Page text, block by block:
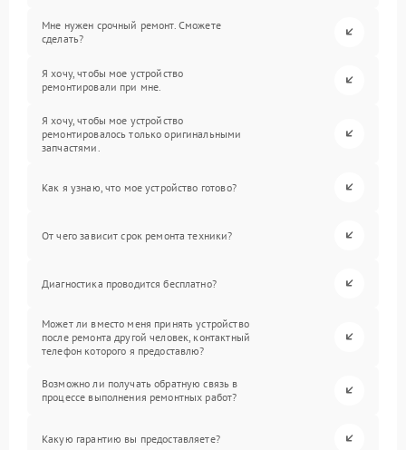
Мне нужен срочный ремонт. Сможете
сделать?
Я хочу, чтобы мое устройство
ремонтировали при мне.
Я хочу, чтобы мое устройство
ремонтировалось только оригинальными
запчастями.
Как я узнаю, что мое устройство готово?
От чего зависит срок ремонта техники?
Диагностика проводится бесплатно?
Может ли вместо меня принять устройство
после ремонта другой человек, контактный
телефон которого я предоставлю?
Возможно ли получать обратную связь в
процессе выполнения ремонтных работ?
Какую гарантию вы предоставляете?